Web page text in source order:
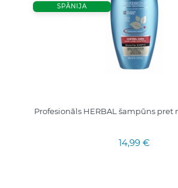
SPĀNIJA
Profesionāls HERBAL šampūns pret
14,99 €